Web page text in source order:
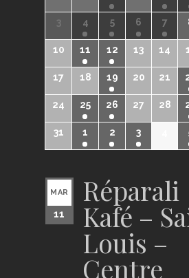
3 4 5 6 7
10 11 12 13 14
17 18 19 20 21
24 25 26 27 28
31 1 2 3
MAR
11
Réparali
Kafé –
Louis –
Centre